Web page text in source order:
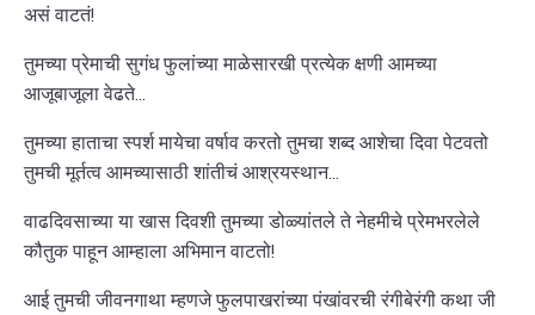
असं वाटतं!
तुमच्या प्रेमाची सुगंध फुलांच्या माळेसारखी प्रत्येक क्षणी आमच्या
आजूबाजूला वेढते...
तुमच्या हाताचा स्पर्श मायेचा वर्षाव करतो तुमचा शब्द आशेचा दिवा पेटवतो
तुमची मूर्तत्व आमच्यासाठी शांतीचं आश्रयस्थान...
वाढदिवसाच्या या खास दिवशी तुमच्या डोळ्यांतले ते नेहमीचे प्रेमभरलेले
कौतुक पाहून आम्हाला अभिमान वाटतो!
आई तुमची जीवनगाथा म्हणजे फुलपाखरांच्या पंखांवरची रंगीबेरंगी कथा जी